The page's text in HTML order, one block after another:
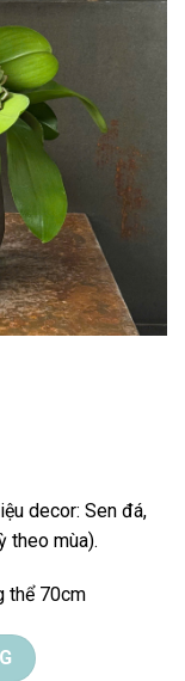
decor: Sen đá,
theo mùa).
thể 70cm